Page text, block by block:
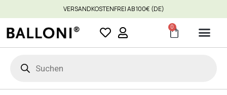
VERSANDKOSTENFREI AB 100€ (DE)
0